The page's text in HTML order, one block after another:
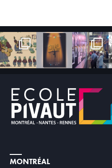
MONTRÉAL